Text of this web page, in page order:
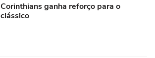
Corinthians ganha reforço para o
clássico